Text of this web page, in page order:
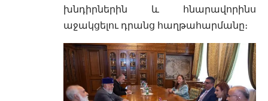
խնդիրներին և հնարավորինս
աջակցելու դրանց հաղթահարմանը։